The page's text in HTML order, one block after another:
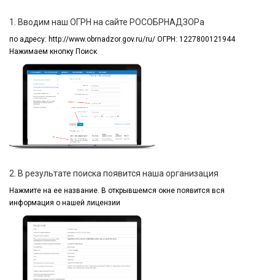
1. Вводим наш ОГРН на сайте РОСОБРНАДЗОРа
по адресу: http://www.obrnadzor.gov.ru/ru/ ОГРН: 1227800121944
Нажимаем кнопку Поиск
2. В результате поиска появится наша организация
Нажмите на ее название. В открывшемся окне появится вся
информация о нашей лицензии